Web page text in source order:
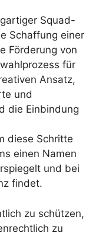
Squad-
Schaffung einer
Förderung von
für
Ansatz,
und
die Einbindung
diese Schritte
einen Namen
und bei
findet.
zu schützen,
zu